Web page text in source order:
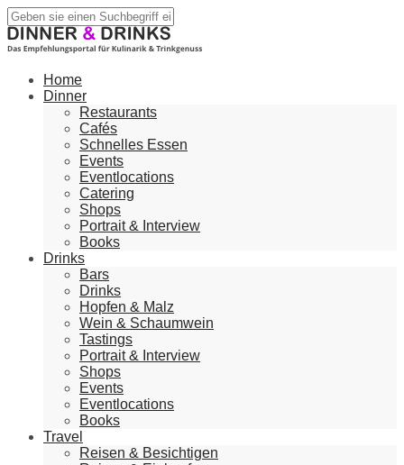
Home
Dinner
Restaurants
Cafés
Schnelles Essen
Events
Eventlocations
Catering
Shops
Portrait & Interview
Books
Drinks
Bars
Drinks
Hopfen & Malz
Wein & Schaumwein
Tastings
Portrait & Interview
Shops
Events
Eventlocations
Books
Travel
Reisen & Besichtigen